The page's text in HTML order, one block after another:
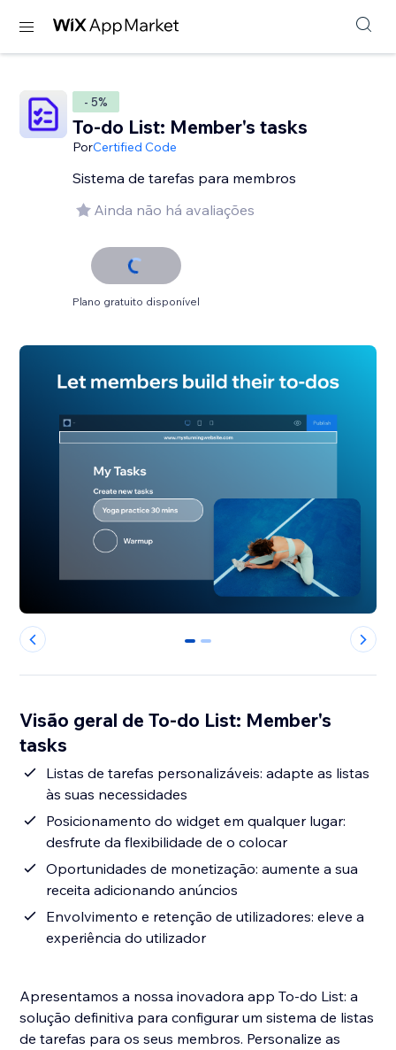
- 5%
To-do List: Member's tasks
PorCertified Code
Sistema de tarefas para membros
Ainda não há avaliações
Plano gratuito disponível
0 1
Visão geral de To-do List: Member's
tasks
Listas de tarefas personalizáveis: adapte as listas
às suas necessidades
Posicionamento do widget em qualquer lugar:
desfrute da flexibilidade de o colocar
Oportunidades de monetização: aumente a sua
receita adicionando anúncios
Envolvimento e retenção de utilizadores: eleve a
experiência do utilizador
Apresentamos a nossa inovadora app To-do List: a
solução definitiva para configurar um sistema de listas
de tarefas para os seus membros. Personalize as